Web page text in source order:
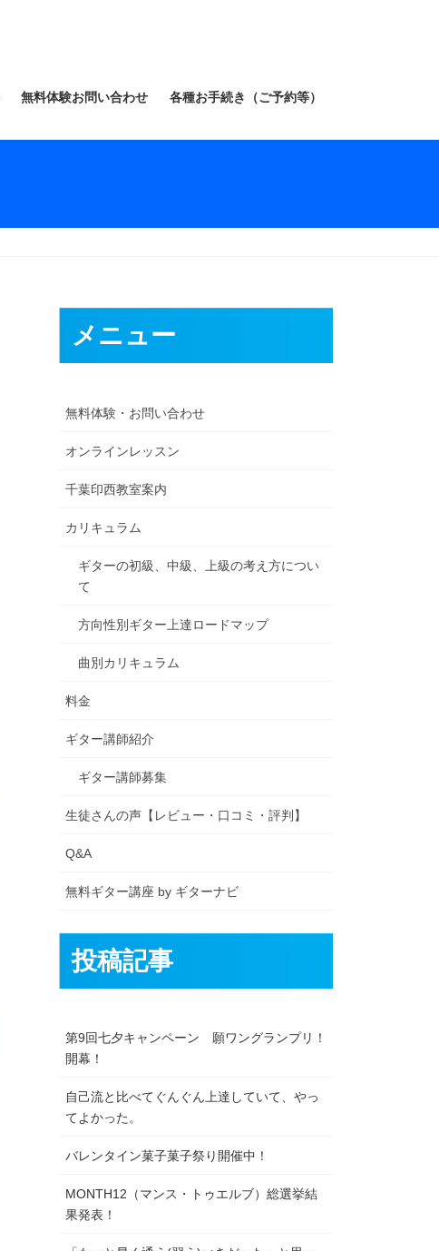
無料体験お問い合わせ 各種お手続き（ご予約等）
メニュー
無料体験・お問い合わせ
オンラインレッスン
千葉印西教室案内
カリキュラム
ギターの初級、中級、上級の考え方につい
て
方向性別ギター上達ロードマップ
曲別カリキュラム
料金
ギター講師紹介
ギター講師募集
生徒さんの声【レビュー・口コミ・評判】
Q&A
無料ギター講座 by ギターナビ
投稿記事
第9回七夕キャンペーン 願ワングランプリ！
開幕！
自己流と比べてぐんぐん上達していて、やっ
てよかった。
バレンタイン菓子菓子祭り開催中！
MONTH12（マンス・トゥエルブ）総選挙結
果発表！